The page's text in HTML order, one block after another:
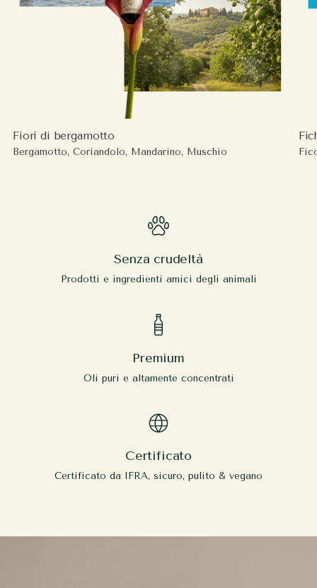
Fiori di bergamotto
Bergamotto, Coriandolo, Mandarino, Muschio
Senza crudeltà
Prodotti e ingredienti amici degli animali
Premium
Oli puri e altamente concentrati
Certificato
Certificato da IFRA, sicuro, pulito & vegano